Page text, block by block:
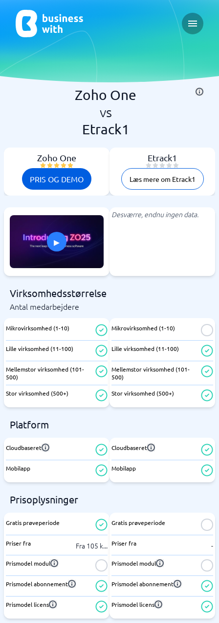
Open
Zoho One
vs
Etrack1
Zoho One
PRIS OG DEMO
Etrack1
Læs mere om Etrack1
▸
Desværre, endnu ingen data.
Virksomhedsstørrelse
Antal medarbejdere
Mikrovirksomhed (1-10)
Lille virksomhed (11-100)
Mellemstor virksomhed (101-
500)
Stor virksomhed (500+)
Mikrovirksomhed (1-10)
Lille virksomhed (11-100)
Mellemstor virksomhed (101-
500)
Stor virksomhed (500+)
Platform
Cloudbaseret
Mobilapp
Cloudbaseret
Mobilapp
Prisoplysninger
Gratis prøveperiode
Priser fra Fra 105 k...
Prismodel modul
Prismodel abonnement
Prismodel licens
Gratis prøveperiode
Priser fra -
Prismodel modul
Prismodel abonnement
Prismodel licens